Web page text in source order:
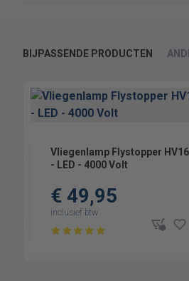
BIJPASSENDE PRODUCTEN
Vliegenlamp Flystopper
- LED - 4000 Volt
€ 49,95
inclusief btw